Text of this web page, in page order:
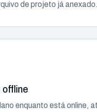
de projeto já anexado.
offline
enquanto está online,